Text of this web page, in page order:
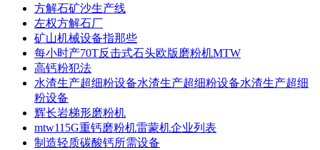
方解石矿沙生产线
左权方解石厂
矿山机械设备指那些
每小时产70T反击式石头欧版磨粉机MTW
高钙粉犯法
水渣生产超细粉设备水渣生产超细粉设备水渣生产超细
粉设备
辉长岩梯形磨粉机
mtw115G重钙磨粉机雷蒙机企业列表
制造轻质碳酸钙所需设备